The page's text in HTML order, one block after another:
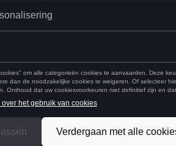
gaat van handling- en
vliegtuigen en helikopters
waaier services voor de
inclusief transport en
doorgaans de modernste en
vliegtuigen zijn, blijft